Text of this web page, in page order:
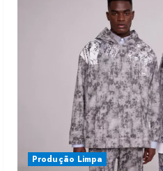
Produção Limpa